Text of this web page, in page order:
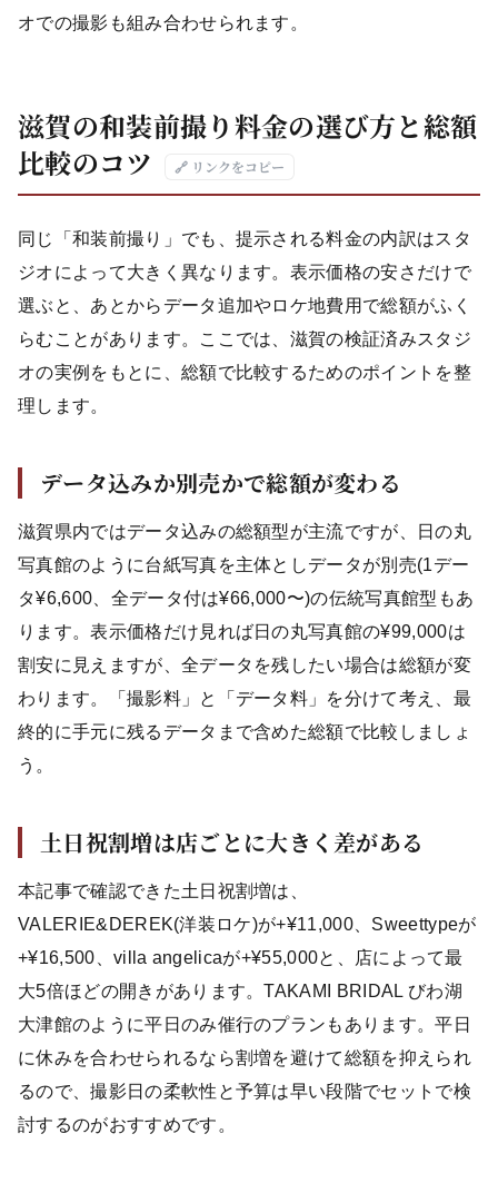
オでの撮影も組み合わせられます。
滋賀の和装前撮り料金の選び方と総額
比較のコツ
🔗 リンクをコピー
同じ「和装前撮り」でも、提示される料金の内訳はスタ
ジオによって大きく異なります。表示価格の安さだけで
選ぶと、あとからデータ追加やロケ地費用で総額がふく
らむことがあります。ここでは、滋賀の検証済みスタジ
オの実例をもとに、総額で比較するためのポイントを整
理します。
データ込みか別売かで総額が変わる
滋賀県内ではデータ込みの総額型が主流ですが、日の丸
写真館のように台紙写真を主体としデータが別売(1デー
タ¥6,600、全データ付は¥66,000〜)の伝統写真館型もあ
ります。表示価格だけ見れば日の丸写真館の¥99,000は
割安に見えますが、全データを残したい場合は総額が変
わります。「撮影料」と「データ料」を分けて考え、最
終的に手元に残るデータまで含めた総額で比較しましょ
う。
土日祝割増は店ごとに大きく差がある
本記事で確認できた土日祝割増は、
VALERIE&DEREK(洋装ロケ)が+¥11,000、Sweettypeが
+¥16,500、villa angelicaが+¥55,000と、店によって最
大5倍ほどの開きがあります。TAKAMI BRIDAL びわ湖
大津館のように平日のみ催行のプランもあります。平日
に休みを合わせられるなら割増を避けて総額を抑えられ
るので、撮影日の柔軟性と予算は早い段階でセットで検
討するのがおすすめです。